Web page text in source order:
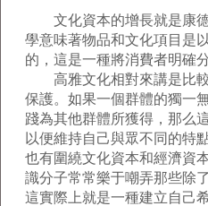
文化資本的增長就是康德
學意味著物品和文化項目是
的，這是一種將消費者明確
高雅文化相對來講是比較
保護。如果一個群體的獨一
踐為其他群體所獲得，那么
以便維持自己與眾不同的特
也有圍繞文化資本和經濟資
識分子常常樂于嘲弄那些除
這實際上就是一種建立自己